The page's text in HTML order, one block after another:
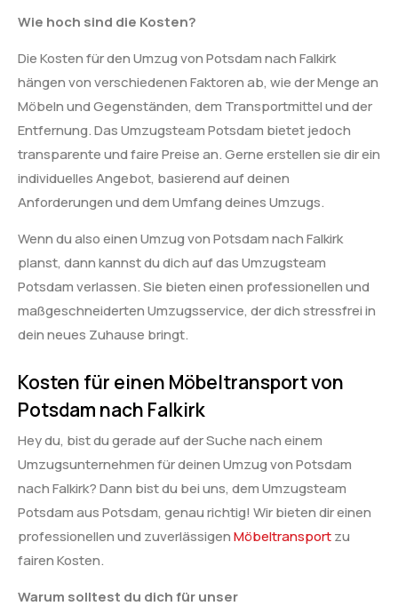
Wie hoch sind die Kosten?
Die Kosten für den Umzug von Potsdam nach Falkirk
hängen von verschiedenen Faktoren ab, wie der Menge an
Möbeln und Gegenständen, dem Transportmittel und der
Entfernung. Das Umzugsteam Potsdam bietet jedoch
transparente und faire Preise an. Gerne erstellen sie dir ein
individuelles Angebot, basierend auf deinen
Anforderungen und dem Umfang deines Umzugs.
Wenn du also einen Umzug von Potsdam nach Falkirk
planst, dann kannst du dich auf das Umzugsteam
Potsdam verlassen. Sie bieten einen professionellen und
maßgeschneiderten Umzugsservice, der dich stressfrei in
dein neues Zuhause bringt.
Kosten für einen Möbeltransport von
Potsdam nach Falkirk
Hey du, bist du gerade auf der Suche nach einem
Umzugsunternehmen für deinen Umzug von Potsdam
nach Falkirk? Dann bist du bei uns, dem Umzugsteam
Potsdam aus Potsdam, genau richtig! Wir bieten dir einen
professionellen und zuverlässigenMöbeltransportzu
fairen Kosten.
Warum solltest du dich für unser